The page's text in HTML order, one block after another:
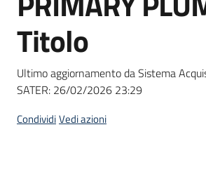
telematiche
English
Titolo
Ultimo aggiornamento da Sistema
SATER: 26/02/2026 23:29
CondividiVedi azioni